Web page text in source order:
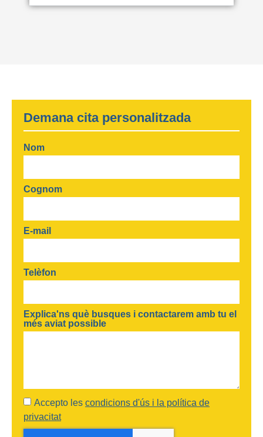
Demana cita personalitzada
Nom
Cognom
E-mail
Telèfon
Explica'ns què busques i contactarem amb tu el
més aviat possible
Accepto les condicions d'ús i la política de
privacitat